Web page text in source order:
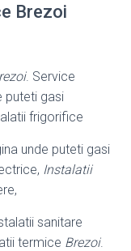
Brezoi
. Service
puteti gasi
frigorifice
unde puteti gasi
Instalatii
sanitare
termice Brezoi.